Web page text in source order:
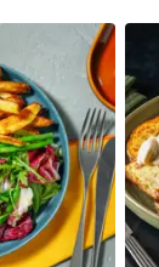
recepten voor
recepten
recepten voor
recepten